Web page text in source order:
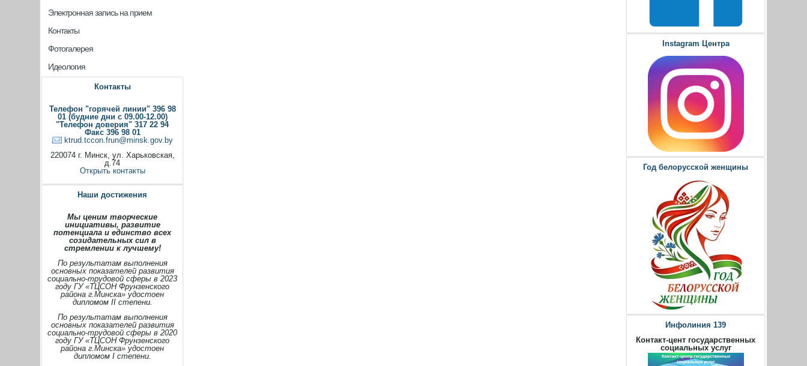
Электронная запись на прием
Контакты
Фотогалерея
Идеология
Контакты
Телефон "горячей линии" 396 98
01 (будние дни с 09.00-12.00)
"Телефон доверия" 317 22 94
Факс 396 98 01
ktrud.tccon.frun@minsk.gov.by
220074 г. Минск, ул. Харьковская,
д.74
Открыть контакты
Наши достижения
Мы ценим творческие
инициативы, развитие
потенциала и единство всех
созидательных сил в
стремлении к лучшему!
По результатам выполнения
основных показателей развития
социально-трудовой сферы в 2023
году ГУ «ТЦСОН Фрунзенского
района г.Минска» удостоен
дипломом II степени.
По результатам выполнения
основных показателей развития
социально-трудовой сферы в 2020
году ГУ «ТЦСОН Фрунзенского
района г.Минска» удостоен
дипломом I степени.
Instagram Центра
Год белорусской женщины
Инфолиния 139
Контакт-цент государственных
социальных услуг